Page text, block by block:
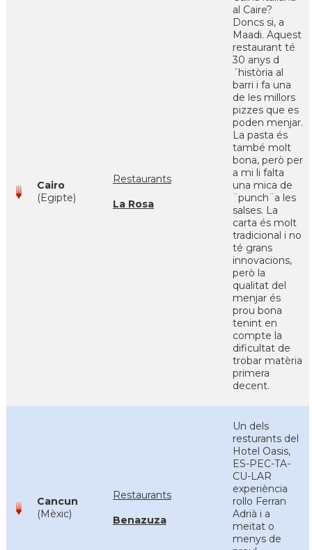
Cairo
(Egipte)
Restaurants
La Rosa
al Caire?
Doncs si, a
Maadi. Aquest
restaurant té
30 anys d
´història al
barri i fa una
de les millors
pizzes que es
poden menjar.
La pasta és
també molt
bona, però per
a mi li falta
una mica de
¨punch¨a les
salses. La
carta és molt
tradicional i no
té grans
innovacions,
però la
qualitat del
menjar és
prou bona
tenint en
compte la
dificultat de
trobar matèria
primera
decent.
Cancun
(Mèxic)
Restaurants
Benazuza
Un dels
resturants del
Hotel Oasis,
ES-PEC-TA-
CU-LAR
experiència
rollo Ferran
Adrià i a
meitat o
menys de